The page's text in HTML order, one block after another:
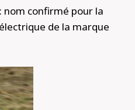
nom confirmé pour la
de la marque